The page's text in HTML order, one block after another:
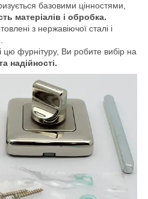
базовими цінностями,
матеріалів і обробка.
з нержавіючої сталі і
фурнітуру, Ви робите вибір на
надійності.